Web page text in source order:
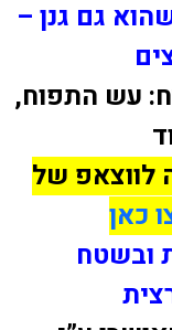
גם גנן –
עש התפוח,
לווצאפ של
כאן
ובשטח